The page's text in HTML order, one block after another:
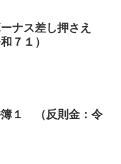
ナス差し押さえ
７１）
簿１ （反則金：令